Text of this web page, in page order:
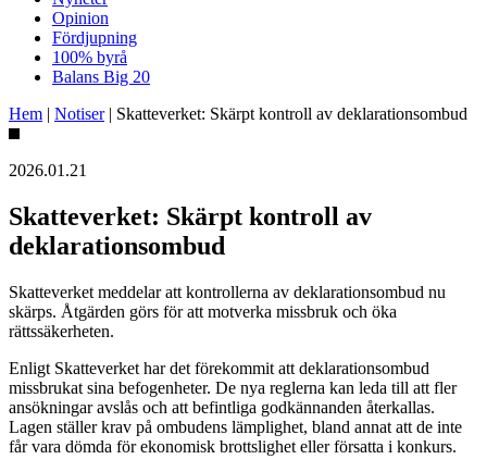
Opinion
Fördjupning
100% byrå
Balans Big 20
Hem | Notiser| Skatteverket: Skärpt kontroll av deklarationsombud
2026.01.21
Skatteverket: Skärpt kontroll av
deklarationsombud
Skatteverket meddelar att kontrollerna av deklarationsombud nu
skärps. Åtgärden görs för att motverka missbruk och öka
rättssäkerheten.
Enligt Skatteverket har det förekommit att deklarationsombud
missbrukat sina befogenheter. De nya reglerna kan leda till att fler
ansökningar avslås och att befintliga godkännanden återkallas.
Lagen ställer krav på ombudens lämplighet, bland annat att de inte
får vara dömda för ekonomisk brottslighet eller försatta i konkurs.